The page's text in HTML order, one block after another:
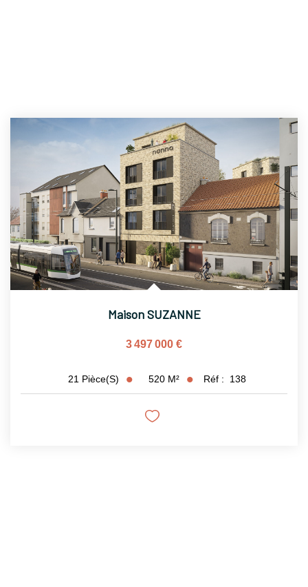
Maison SUZANNE
3 497 000 €
21 Pièce(s) 520 M² Réf : 138